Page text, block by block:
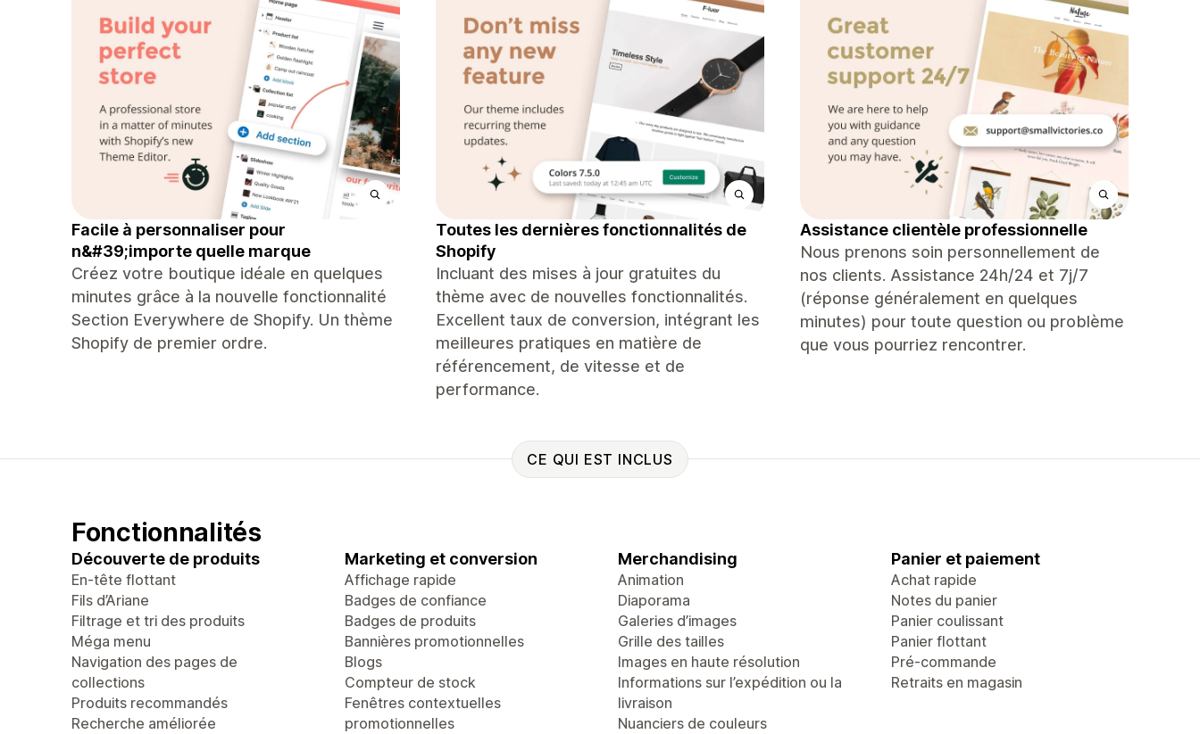
Facile à personnaliser pour
n&#39;importe quelle marque
Créez votre boutique idéale en quelques
minutes grâce à la nouvelle fonctionnalité
Section Everywhere de Shopify. Un thème
Shopify de premier ordre.
Toutes les dernières fonctionnalités de
Shopify
Incluant des mises à jour gratuites du
thème avec de nouvelles fonctionnalités.
Excellent taux de conversion, intégrant les
meilleures pratiques en matière de
référencement, de vitesse et de
performance.
Assistance clientèle professionnelle
Nous prenons soin personnellement de
nos clients. Assistance 24h/24 et 7j/7
(réponse généralement en quelques
minutes) pour toute question ou problème
que vous pourriez rencontrer.
CE QUI EST INCLUS
Fonctionnalités
Découverte de produits
En-tête flottant
Fils d’Ariane
Filtrage et tri des produits
Méga menu
Navigation des pages de
collections
Produits recommandés
Recherche améliorée
Marketing et conversion
Affichage rapide
Badges de confiance
Badges de produits
Bannières promotionnelles
Blogs
Compteur de stock
Fenêtres contextuelles
promotionnelles
Merchandising
Animation
Diaporama
Galeries d’images
Grille des tailles
Images en haute résolution
Informations sur l’expédition ou la
livraison
Nuanciers de couleurs
Panier et paiement
Achat rapide
Notes du panier
Panier coulissant
Panier flottant
Pré-commande
Retraits en magasin